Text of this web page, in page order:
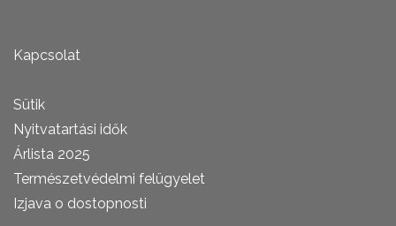
Kapcsolat
Sütik
Nyitvatartási idők
Árlista 2025
Természetvédelmi felügyelet
Izjava o dostopnosti